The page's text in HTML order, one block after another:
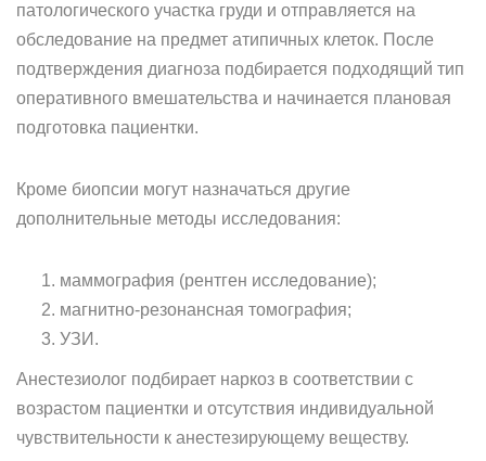
патологического участка груди и отправляется на
обследование на предмет атипичных клеток. После
подтверждения диагноза подбирается подходящий тип
оперативного вмешательства и начинается плановая
подготовка пациентки.
Кроме биопсии могут назначаться другие
дополнительные методы исследования:
маммография (рентген исследование);
магнитно-резонансная томография;
УЗИ.
Анестезиолог подбирает наркоз в соответствии с
возрастом пациентки и отсутствия индивидуальной
чувствительности к анестезирующему веществу.